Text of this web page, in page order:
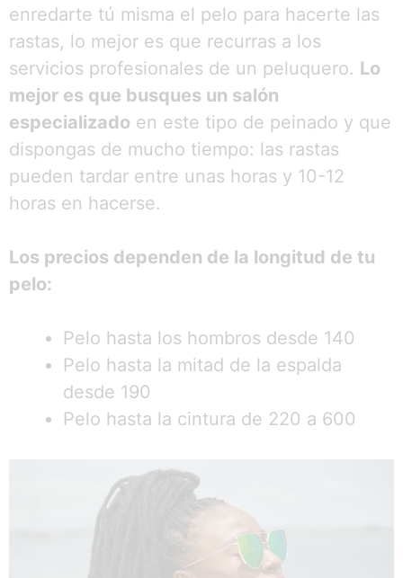
enredarte tú misma el pelo para hacerte las
rastas, lo mejor es que recurras a los
servicios profesionales de un peluquero. Lo
mejor es que busques un salón
especializado en este tipo de peinado y que
dispongas de mucho tiempo: las rastas
pueden tardar entre unas horas y 10-12
horas en hacerse.
Los precios dependen de la longitud de tu
pelo:
Pelo hasta los hombros desde 140
Pelo hasta la mitad de la espalda
desde 190
Pelo hasta la cintura de 220 a 600